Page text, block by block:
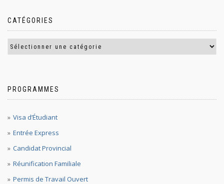
CATÉGORIES
PROGRAMMES
Visa d’Étudiant
Entrée Express
Candidat Provincial
Réunification Familiale
Permis de Travail Ouvert